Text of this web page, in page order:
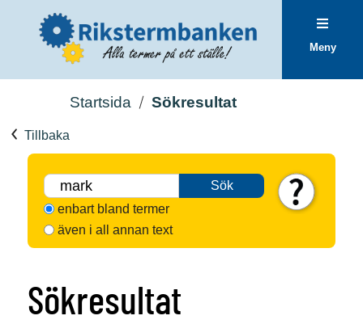
Meny
Startsida Sökresultat
Tillbaka
Sök
enbart bland termer
även i all annan text
Sökresultat